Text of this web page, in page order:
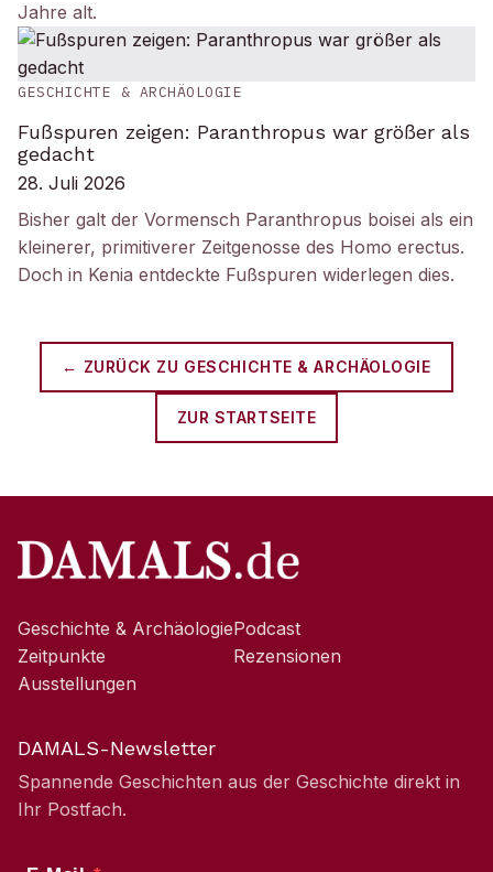
Jahre alt.
GESCHICHTE & ARCHÄOLOGIE
Fußspuren zeigen: Paranthropus war größer als
gedacht
28. Juli 2026
Bisher galt der Vormensch Paranthropus boisei als ein
kleinerer, primitiverer Zeitgenosse des Homo erectus.
Doch in Kenia entdeckte Fußspuren widerlegen dies.
← ZURÜCK ZU GESCHICHTE & ARCHÄOLOGIE
ZUR STARTSEITE
Geschichte & Archäologie
Zeitpunkte
Ausstellungen
Podcast
Rezensionen
DAMALS-Newsletter
Spannende Geschichten aus der Geschichte direkt in
Ihr Postfach.